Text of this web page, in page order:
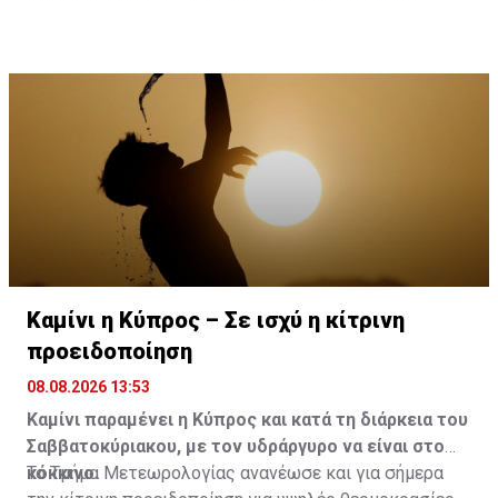
Καμίνι η Κύπρος – Σε ισχύ η κίτρινη
προειδοποίηση
08.08.2026 13:53
Καμίνι παραμένει η Κύπρος και κατά τη διάρκεια του
Σαββατοκύριακου, με τον υδράργυρο να είναι στο
κόκκινο.
Το Τμήμα Μετεωρολογίας ανανέωσε και για σήμερα